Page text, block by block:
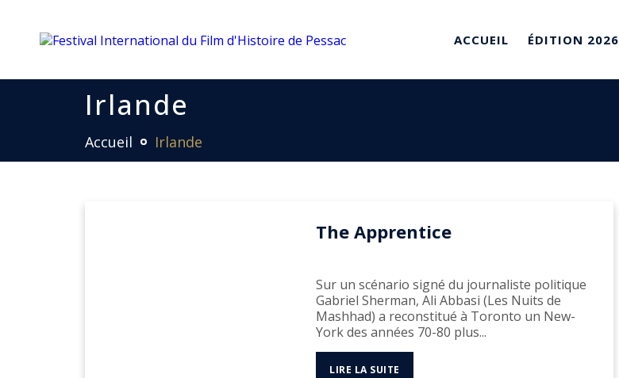
ACCUEIL ÉDITION 2026
Irlande
Accueil Irlande
The Apprentice
Sur un scénario signé du journaliste politique
Gabriel Sherman, Ali Abbasi (Les Nuits de
Mashhad) a reconstitué à Toronto un New-
York des années 70-80 plus...
LIRE LA SUITE